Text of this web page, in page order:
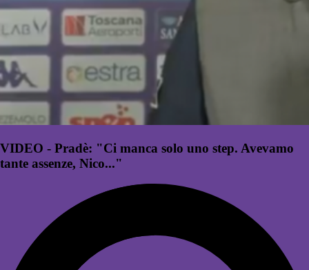
VIDEO - Pradè: "Ci manca solo uno step. Avevamo
tante assenze, Nico..."